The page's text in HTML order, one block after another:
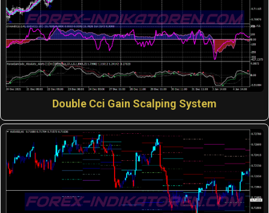
Double Cci Gain Scalping System